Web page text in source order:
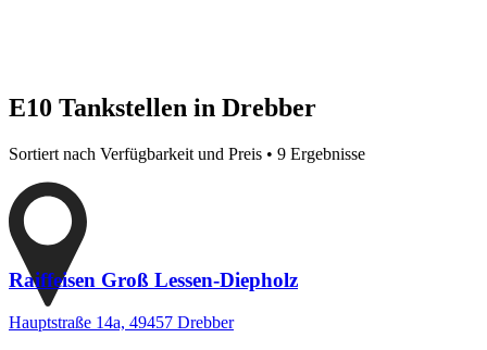
E10 Tankstellen in Drebber
Sortiert nach Verfügbarkeit und Preis • 9 Ergebnisse
Raiffeisen Groß Lessen-Diepholz
Hauptstraße 14a, 49457 Drebber